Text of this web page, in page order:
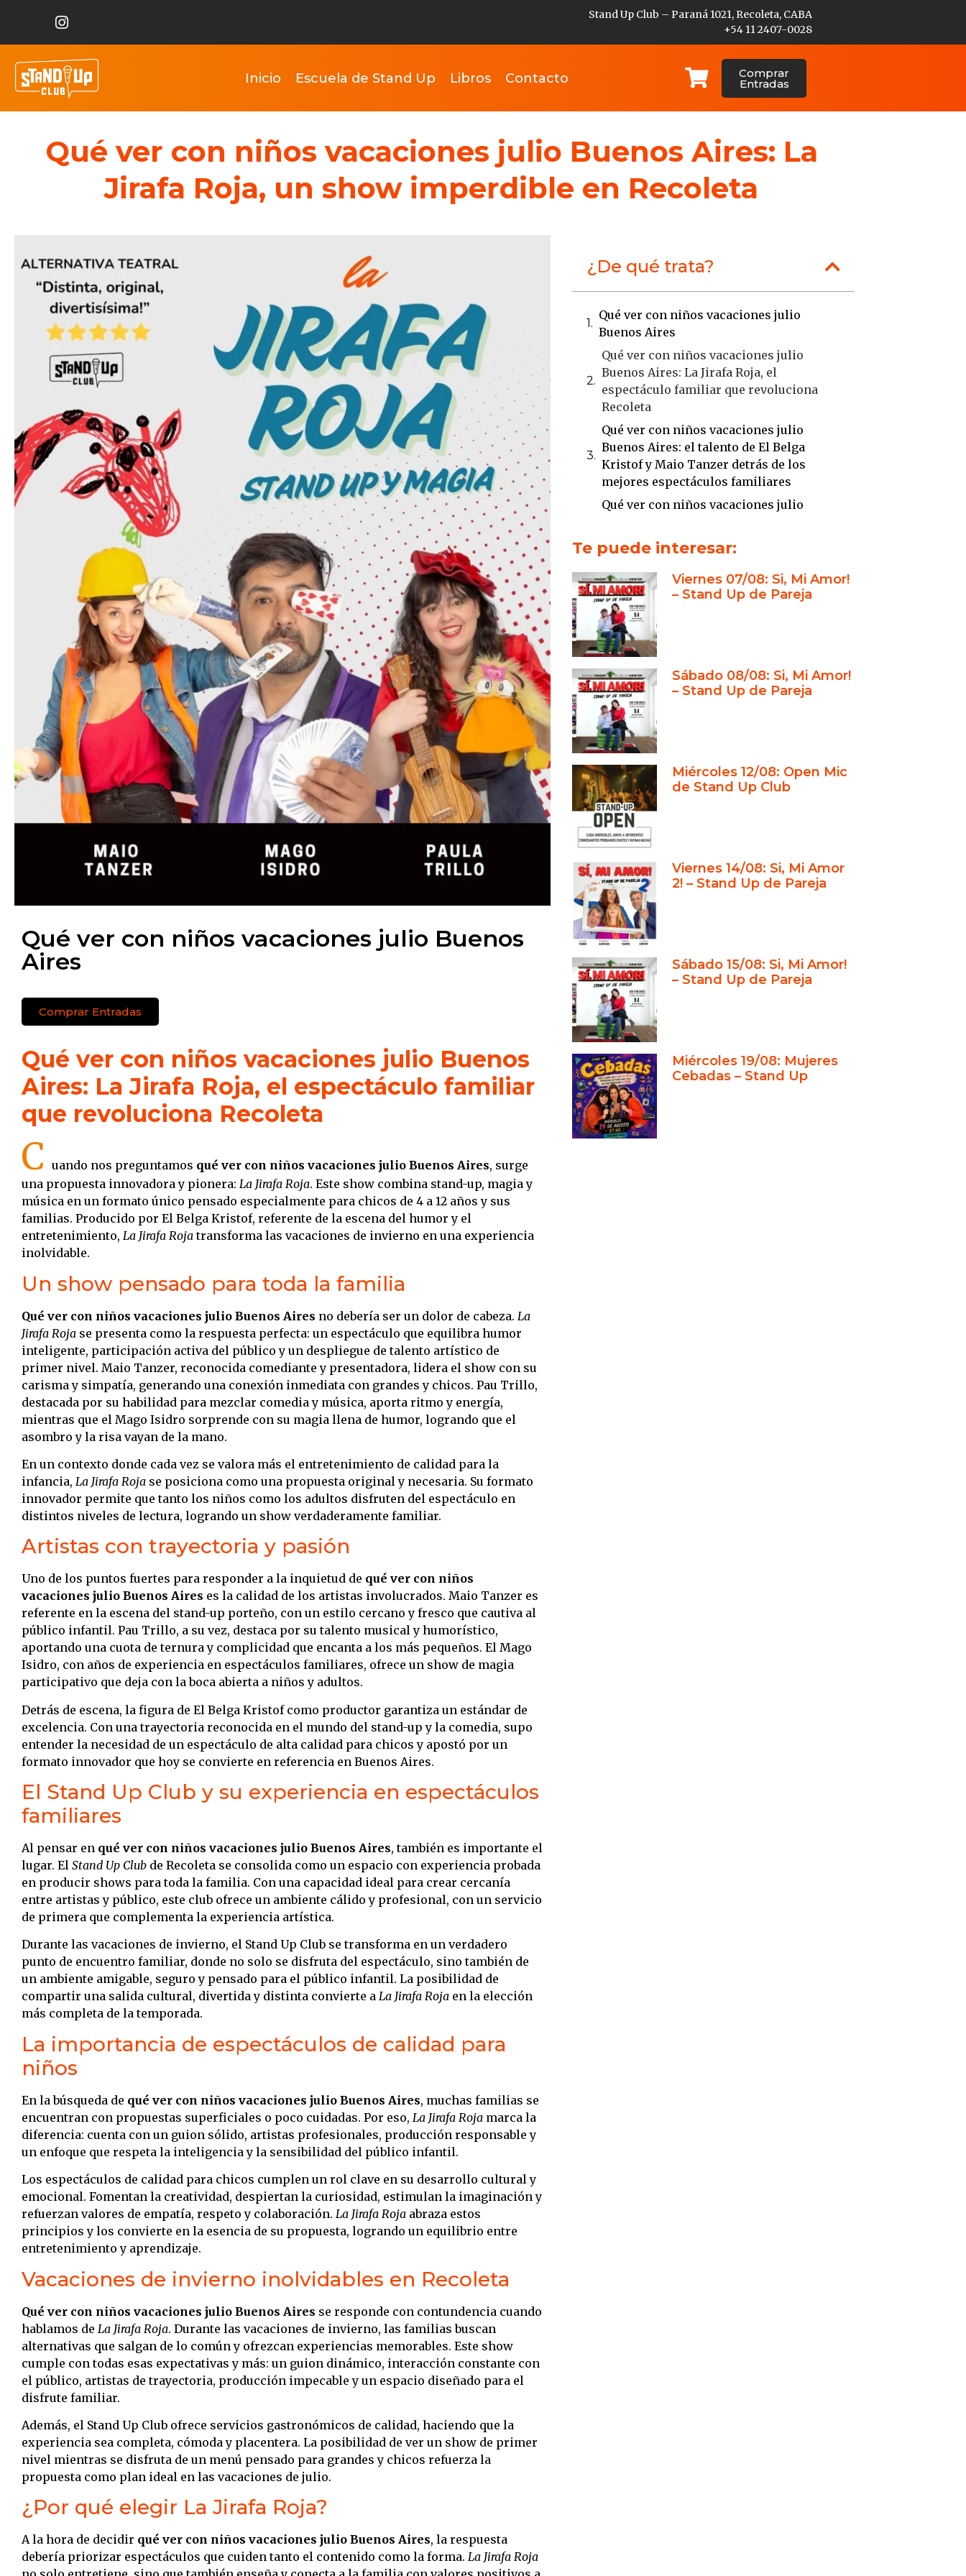
Stand Up Club – Paraná 1021, Recoleta, CABA
+54 11 2407-0028
Inicio Escuela de Stand Up Libros Contacto Comprar
Entradas
Qué ver con niños vacaciones julio Buenos Aires: La
Jirafa Roja, un show imperdible en Recoleta
Qué ver con niños vacaciones julio Buenos
Aires
Comprar Entradas
Qué ver con niños vacaciones julio Buenos
Aires: La Jirafa Roja, el espectáculo familiar
que revoluciona Recoleta
C uando nos preguntamos qué ver con niños vacaciones julio Buenos Aires, surge
una propuesta innovadora y pionera: La Jirafa Roja. Este show combina stand-up, magia y
música en un formato único pensado especialmente para chicos de 4 a 12 años y sus
familias. Producido por El Belga Kristof, referente de la escena del humor y el
entretenimiento, La Jirafa Rojatransforma las vacaciones de invierno en una experiencia
inolvidable.
Un show pensado para toda la familia
Qué ver con niños vacaciones julio Buenos Aires no debería ser un dolor de cabeza. La
Jirafa Roja se presenta como la respuesta perfecta: un espectáculo que equilibra humor
inteligente, participación activa del público y un despliegue de talento artístico de
primer nivel. Maio Tanzer, reconocida comediante y presentadora, lidera el show con su
carisma y simpatía, generando una conexión inmediata con grandes y chicos. Pau Trillo,
destacada por su habilidad para mezclar comedia y música, aporta ritmo y energía,
mientras que el Mago Isidro sorprende con su magia llena de humor, logrando que el
asombro y la risa vayan de la mano.
En un contexto donde cada vez se valora más el entretenimiento de calidad para la
infancia, La Jirafa Roja se posiciona como una propuesta original y necesaria. Su formato
innovador permite que tanto los niños como los adultos disfruten del espectáculo en
distintos niveles de lectura, logrando un show verdaderamente familiar.
Artistas con trayectoria y pasión
Uno de los puntos fuertes para responder a la inquietud de qué ver con niños
vacaciones julio Buenos Aires es la calidad de los artistas involucrados. Maio Tanzer es
referente en la escena del stand-up porteño, con un estilo cercano y fresco que cautiva al
público infantil. Pau Trillo, a su vez, destaca por su talento musical y humorístico,
aportando una cuota de ternura y complicidad que encanta a los más pequeños. El Mago
Isidro, con años de experiencia en espectáculos familiares, ofrece un show de magia
participativo que deja con la boca abierta a niños y adultos.
Detrás de escena, la figura de El Belga Kristof como productor garantiza un estándar de
excelencia. Con una trayectoria reconocida en el mundo del stand-up y la comedia, supo
entender la necesidad de un espectáculo de alta calidad para chicos y apostó por un
formato innovador que hoy se convierte en referencia en Buenos Aires.
El Stand Up Club y su experiencia en espectáculos
familiares
Al pensar en qué ver con niños vacaciones julio Buenos Aires, también es importante el
lugar. El Stand Up Club de Recoleta se consolida como un espacio con experiencia probada
en producir shows para toda la familia. Con una capacidad ideal para crear cercanía
entre artistas y público, este club ofrece un ambiente cálido y profesional, con un servicio
de primera que complementa la experiencia artística.
Durante las vacaciones de invierno, el Stand Up Club se transforma en un verdadero
punto de encuentro familiar, donde no solo se disfruta del espectáculo, sino también de
un ambiente amigable, seguro y pensado para el público infantil. La posibilidad de
compartir una salida cultural, divertida y distinta convierte a La Jirafa Roja en la elección
más completa de la temporada.
La importancia de espectáculos de calidad para
niños
En la búsqueda de qué ver con niños vacaciones julio Buenos Aires, muchas familias se
encuentran con propuestas superficiales o poco cuidadas. Por eso, La Jirafa Roja marca la
diferencia: cuenta con un guion sólido, artistas profesionales, producción responsable y
un enfoque que respeta la inteligencia y la sensibilidad del público infantil.
Los espectáculos de calidad para chicos cumplen un rol clave en su desarrollo cultural y
emocional. Fomentan la creatividad, despiertan la curiosidad, estimulan la imaginación y
refuerzan valores de empatía, respeto y colaboración. La Jirafa Roja abraza estos
principios y los convierte en la esencia de su propuesta, logrando un equilibrio entre
entretenimiento y aprendizaje.
Vacaciones de invierno inolvidables en Recoleta
Qué ver con niños vacaciones julio Buenos Aires se responde con contundencia cuando
hablamos de La Jirafa Roja. Durante las vacaciones de invierno, las familias buscan
alternativas que salgan de lo común y ofrezcan experiencias memorables. Este show
cumple con todas esas expectativas y más: un guion dinámico, interacción constante con
el público, artistas de trayectoria, producción impecable y un espacio diseñado para el
disfrute familiar.
Además, el Stand Up Club ofrece servicios gastronómicos de calidad, haciendo que la
experiencia sea completa, cómoda y placentera. La posibilidad de ver un show de primer
nivel mientras se disfruta de un menú pensado para grandes y chicos refuerza la
propuesta como plan ideal en las vacaciones de julio.
¿Por qué elegir La Jirafa Roja?
A la hora de decidir qué ver con niños vacaciones julio Buenos Aires, la respuesta
debería priorizar espectáculos que cuiden tanto el contenido como la forma. La Jirafa Roja
¿De qué trata?
Qué ver con niños vacaciones julio
Buenos Aires
Qué ver con niños vacaciones julio
Buenos Aires: La Jirafa Roja, el
espectáculo familiar que revoluciona
Recoleta
Qué ver con niños vacaciones julio
Buenos Aires: el talento de El Belga
Kristof y Maio Tanzer detrás de los
mejores espectáculos familiares
Qué ver con niños vacaciones julio
Up Club Recoleta
Te puede interesar:
Viernes 07/08: Si, Mi Amor!
– Stand Up de Pareja
Sábado 08/08: Si, Mi Amor!
– Stand Up de Pareja
Miércoles 12/08: Open Mic
de Stand Up Club
Viernes 14/08: Si, Mi Amor
2! – Stand Up de Pareja
Sábado 15/08: Si, Mi Amor!
– Stand Up de Pareja
Miércoles 19/08: Mujeres
Cebadas – Stand Up